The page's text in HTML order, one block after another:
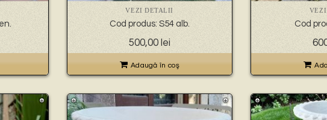
VEZI DETALII
Cod produs: S54 alb.
500,00 lei
Adaugă în coş
Cod